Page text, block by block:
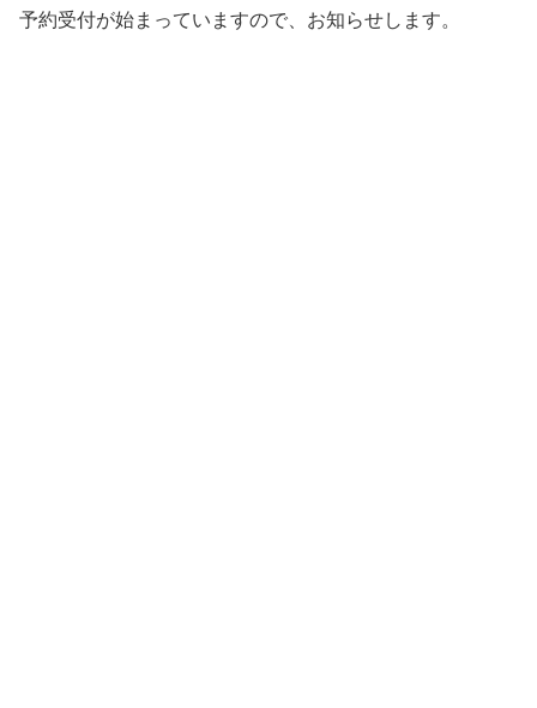
予約受付が始まっていますので、お知らせします。